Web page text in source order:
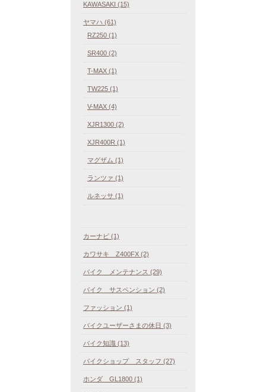
KAWASAKI (15)
ヤマハ (61)
RZ250 (1)
SR400 (2)
T-MAX (1)
TW225 (1)
V-MAX (4)
XJR1300 (2)
XJR400R (1)
マグザム (1)
ランツァ (1)
ルネッサ (1)
カーナビ (1)
カワサキ Z400FX (2)
バイク メンテナンス (29)
バイク サスペンション (2)
ファッション (1)
バイクユーザーさまの休日 (3)
バイク知識 (13)
バイクショップ スタッフ (27)
ホンダ GL1800 (1)